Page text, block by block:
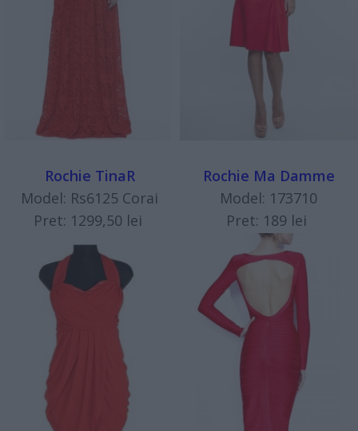
Rochie TinaR
Model: Rs6125 Corai
Pret: 1299,50 lei
Rochie Ma Damme
Model: 173710
Pret: 189 lei